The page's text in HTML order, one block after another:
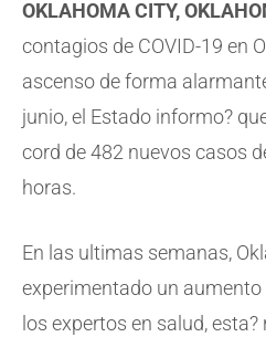
OKLAHOMA CITY,
contagios de COVID-19 en
ascenso de forma
junio, el Estado informo?
cord de 482 nuevos casos
horas.
En las ultimas semanas,
experimentado un aumento
los expertos en salud,